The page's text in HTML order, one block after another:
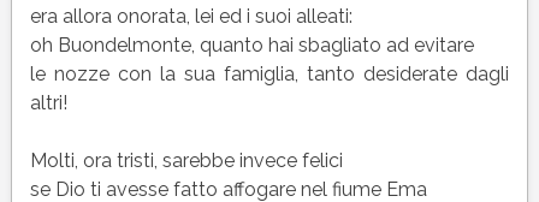
era allora onorata, lei ed i suoi alleati:
oh Buondelmonte, quanto hai sbagliato ad evitare
le nozze con la sua famiglia, tanto desiderate dagli
altri!
Molti, ora tristi, sarebbe invece felici
se Dio ti avesse fatto affogare nel fiume Ema